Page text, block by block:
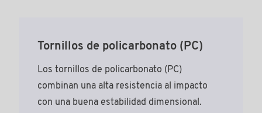
Tornillos de policarbonato (PC)
Los tornillos de policarbonato (PC)
combinan una alta resistencia al impacto
con una buena estabilidad dimensional.